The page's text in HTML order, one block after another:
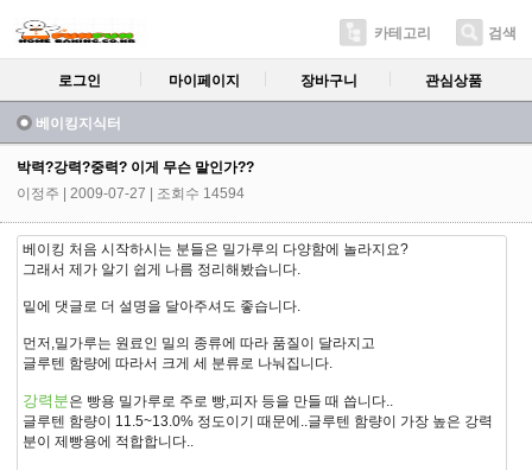
카테고리 검색
로그인 마이페이지 장바구니 관심상품
베이킹지식터
박력?강력?중력? 이게 무슨 말인가??
이정주
| 2009-07-27 | 조회수 14594
베이킹 처음 시작하시는 분들은 밀가루의 다양함에 놀라지요?
그래서 제가 알기 쉽게 나름 정리해봤습니다.
밑에 댓글로 더 설명을 달아주셔도 좋습니다.
먼저,밀가루는 원료인 밀의 종류에 따라 품질이 달라지고
글루텐 함량에 따라서 크게 세 분류로 나눠집니다.
강력분은 빵용 밀가루로 주로 빵,피자 등을 만들 때 씁니다..
글루텐 함량이 11.5~13.0% 정도이기 때문에..글루텐 함량이 가장 높은 강력
분이 제빵용에 적합합니다..